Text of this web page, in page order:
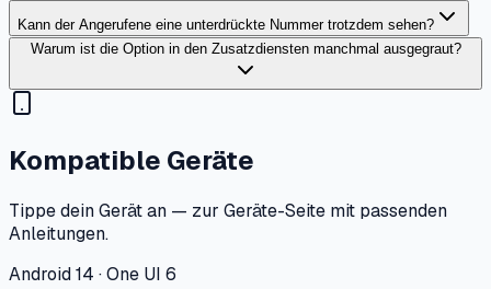
Kann der Angerufene eine unterdrückte Nummer trotzdem sehen?
Warum ist die Option in den Zusatzdiensten manchmal ausgegraut?
Kompatible Geräte
Tippe dein Gerät an — zur Geräte-Seite mit passenden
Anleitungen.
Android 14 · One UI 6